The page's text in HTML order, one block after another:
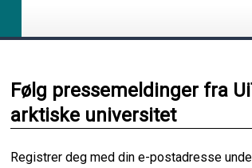
Følg pressemeldinger fra
arktiske universitet
Registrer deg med din e-postadresse